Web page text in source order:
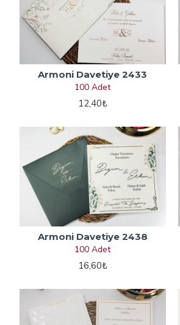
Armoni Davetiye 2433
100 Adet
12,40₺
Armoni Davetiye 2438
100 Adet
16,60₺